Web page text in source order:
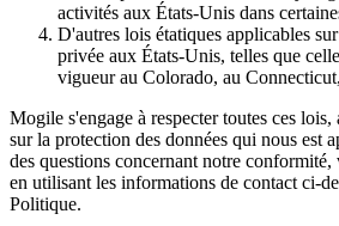
activités aux États-Unis dans
D'autres lois étatiques applicables
privée aux États-Unis, telles que
vigueur au Colorado, au
Mogile s'engage à respecter toutes ces
sur la protection des données qui nous est
des questions concernant notre
en utilisant les informations de contact ci-
Politique.